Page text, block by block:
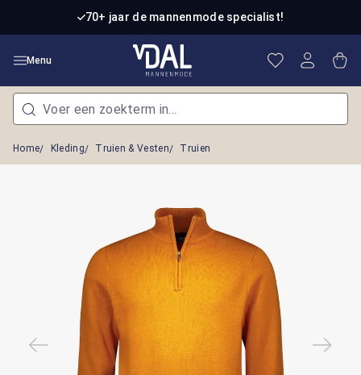
Ga naar de hoofdinhoud70+ jaar de mannenmode specialist!
Menu Je hebt 0
Home Kleding Truien & Vesten Truien